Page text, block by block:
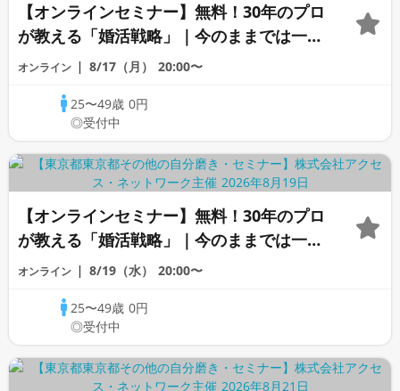
【オンラインセミナー】無料！30年のプロ
が教える「婚活戦略」｜今のままでは一生
変わらないと感じる男性へ
オンライン 8/17（月） 20:00〜
25〜49歳0円
◎受付中
【オンラインセミナー】無料！30年のプロ
が教える「婚活戦略」｜今のままでは一生
変わらないと感じる男性へ
オンライン 8/19（水） 20:00〜
25〜49歳0円
◎受付中